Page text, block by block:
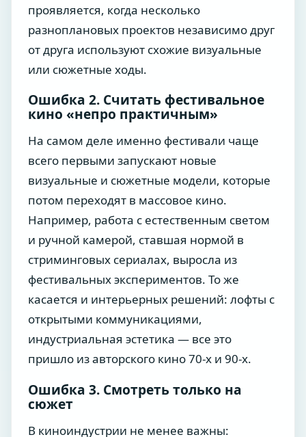
проявляется, когда несколько
разноплановых проектов независимо друг
от друга используют схожие визуальные
или сюжетные ходы.
Ошибка 2. Считать фестивальное
кино «непро практичным»
На самом деле именно фестивали чаще
всего первыми запускают новые
визуальные и сюжетные модели, которые
потом переходят в массовое кино.
Например, работа с естественным светом
и ручной камерой, ставшая нормой в
стриминговых сериалах, выросла из
фестивальных экспериментов. То же
касается и интерьерных решений: лофты с
открытыми коммуникациями,
индустриальная эстетика — все это
пришло из авторского кино 70-х и 90-х.
Ошибка 3. Смотреть только на
сюжет
В киноиндустрии не менее важны: